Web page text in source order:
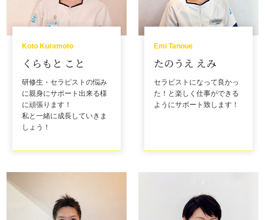
Koto Kuramoto
くらもと こと
研修生・セラピストの悩み
に親身にサポート出来る様
に頑張ります！
私と一緒に成長していきま
しょう！
Emi Tanoue
たのうえ えみ
セラピストになって良かっ
た！と楽しく仕事ができる
ようにサポート致します！